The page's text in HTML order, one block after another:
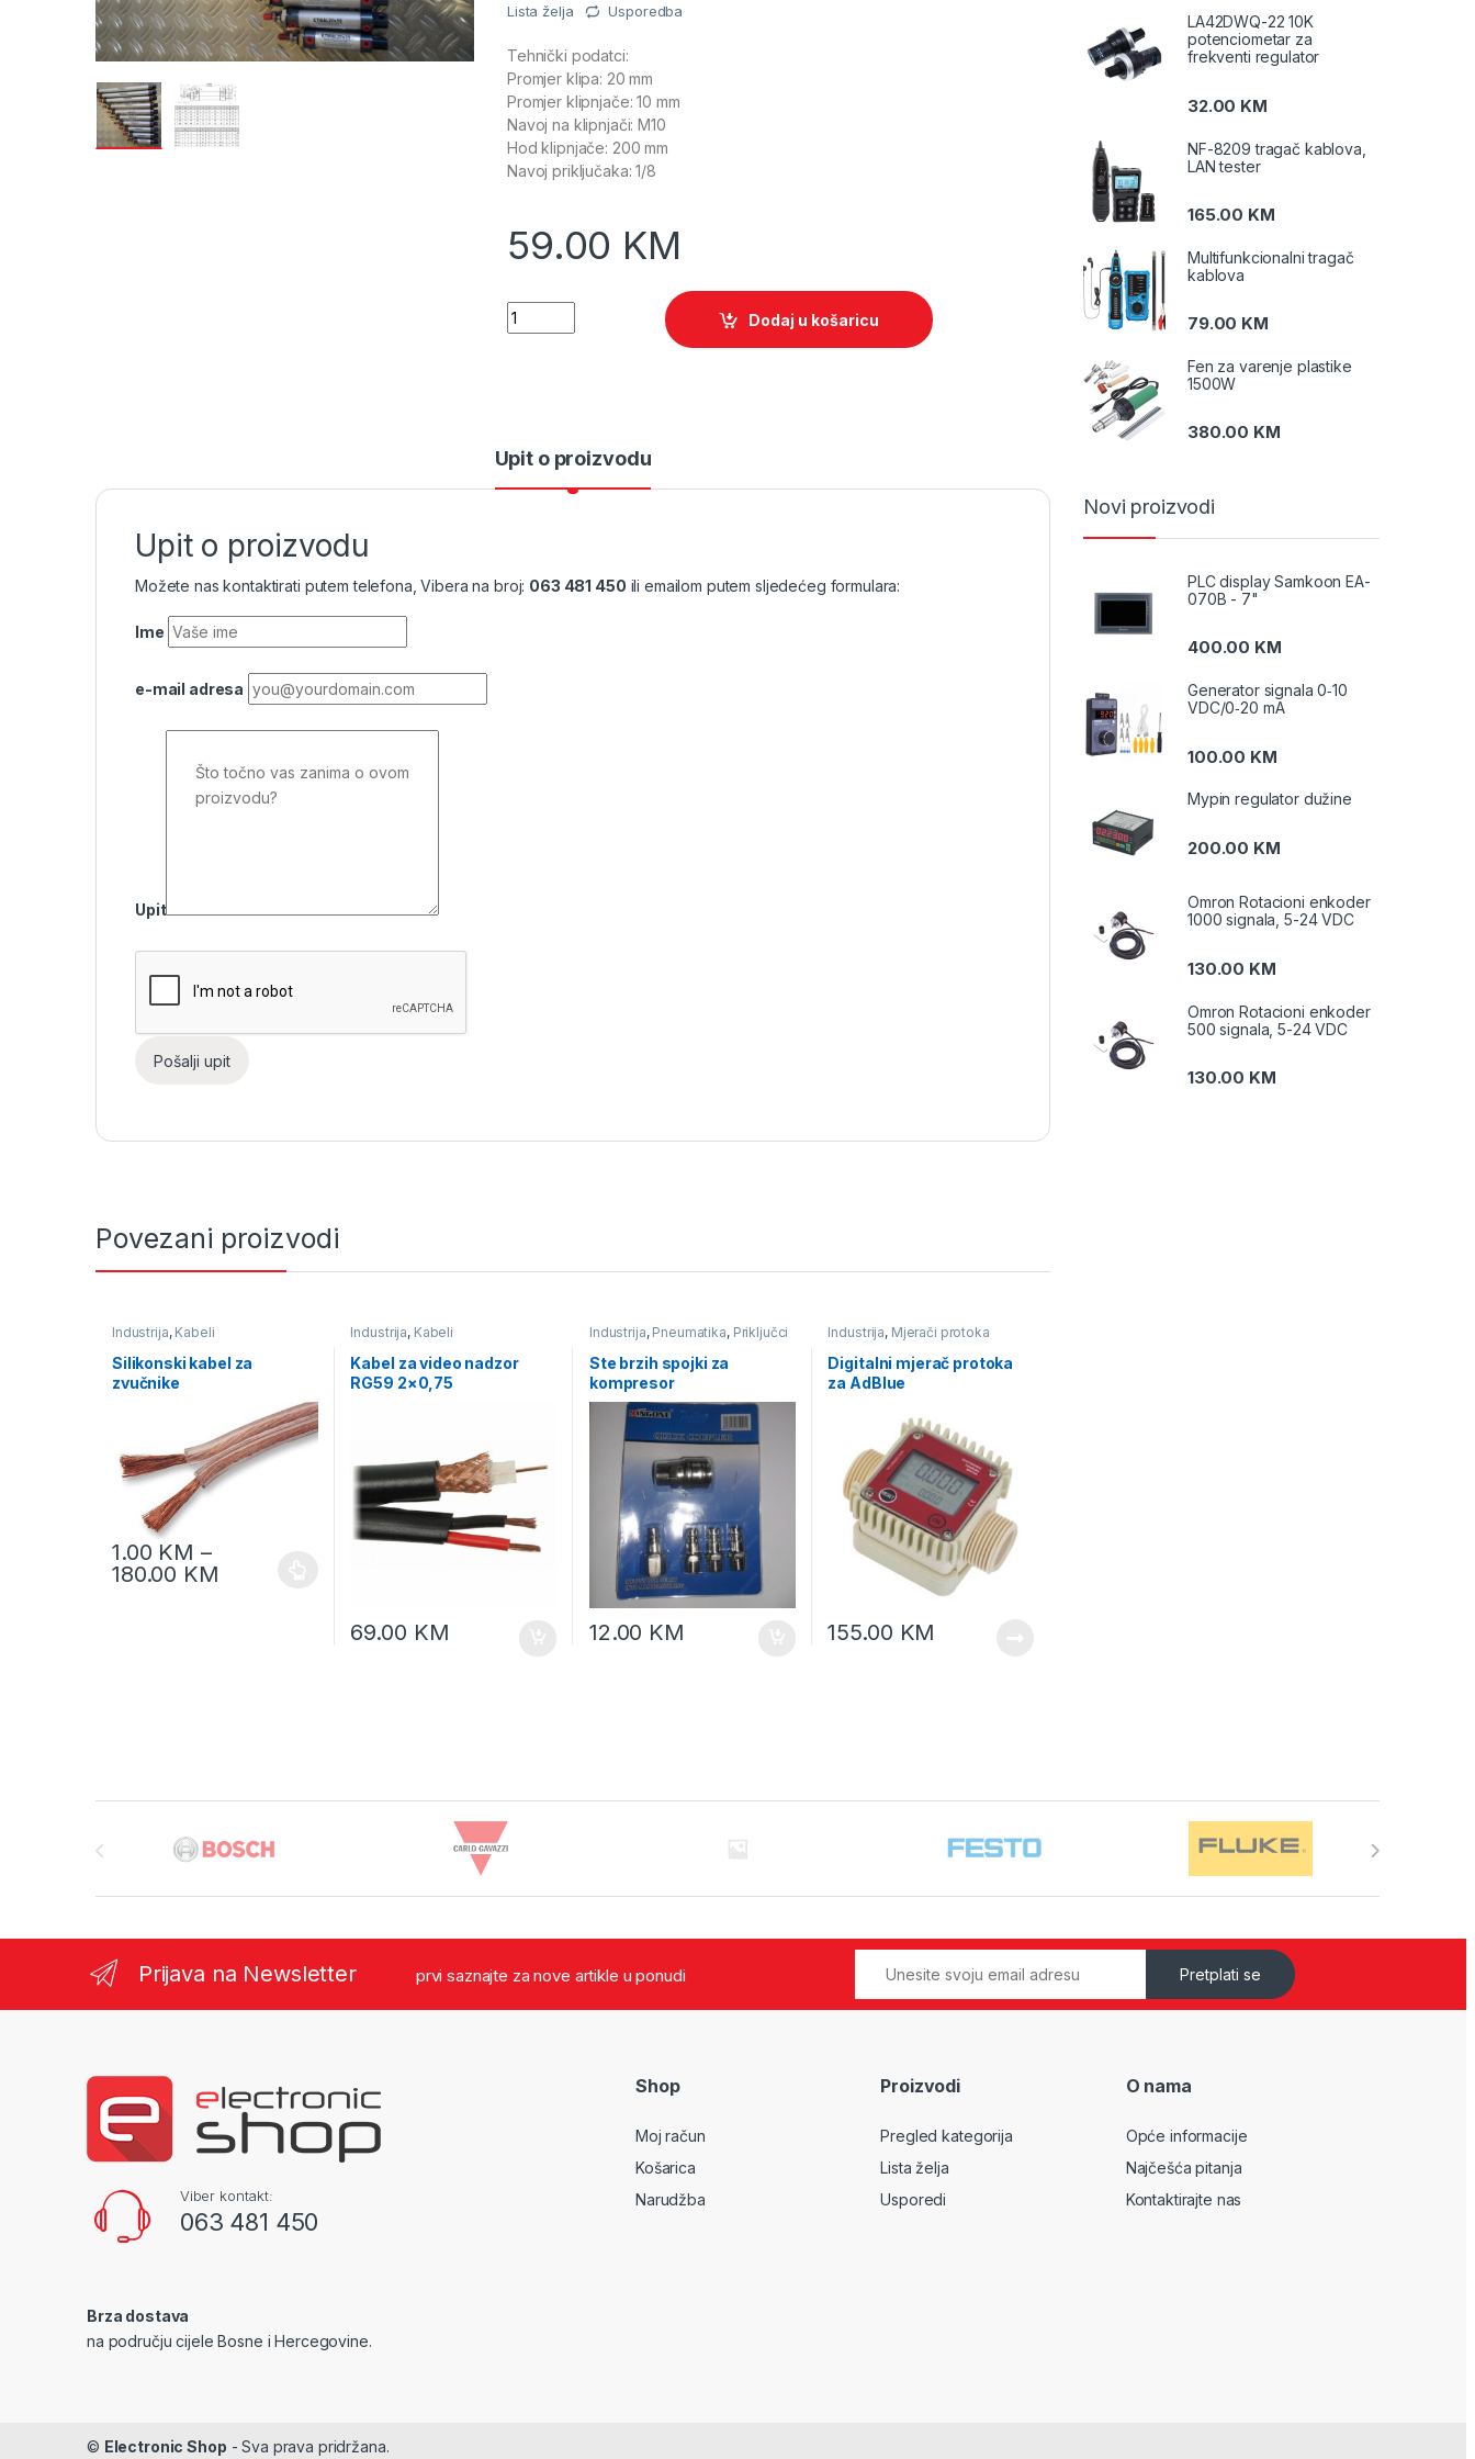
Lista želja Usporedba
Tehnički podatci:
Promjer klipa: 20 mm
Promjer klipnjače: 10 mm
Navoj na klipnjači: M10
Hod klipnjače: 200 mm
Navoj priključaka: 1/8
59.00 KM
Quantity
Dodaj u košaricu
Upit o proizvodu
Upit o proizvodu
Možete nas kontaktirati putem telefona, Vibera na broj: 063 481 450 ili emailom putem sljedećeg formulara:
Ime
e-mail adresa
Upit
Povezani proizvodi
Industrija, Kabeli
Silikonski kabel za
zvučnike
1.00 KM –
180.00 KM
Industrija, Kabeli
Kabel za video nadzor
RG59 2×0,75
69.00 KM
Industrija, Pneumatika, Priključci
& brze spojnice
Ste brzih spojki za
kompresor
12.00 KM
Industrija, Mjerači protoka
tekućine
Pumpe i mjerači
protika tekućine
Digitalni mjerač protoka
za AdBlue
155.00 KM
LA42DWQ-22 10K
potenciometar za
frekventi regulator
32.00 KM
NF-8209 tragač kablova,
LAN tester
165.00 KM
Multifunkcionalni tragač
kablova
79.00 KM
Fen za varenje plastike
1500W
380.00 KM
Novi proizvodi
PLC display Samkoon EA-
070B - 7"
400.00 KM
Generator signala 0‑10
VDC/0‑20 mA
100.00 KM
Mypin regulator dužine
200.00 KM
Omron Rotacioni enkoder
1000 signala, 5-24 VDC
130.00 KM
Omron Rotacioni enkoder
500 signala, 5-24 VDC
130.00 KM
Prijava na Newsletter prvi saznajte za nove artikle u ponudi Pretplati se
Viber kontakt:
063 481 450
Brza dostava
na području cijele Bosne i Hercegovine.
Shop
Moj račun
Košarica
Narudžba
Proizvodi
Pregled kategorija
Lista želja
Usporedi
O nama
Opće informacije
Najčešća pitanja
Kontaktirajte nas
© Electronic Shop - Sva prava pridržana.